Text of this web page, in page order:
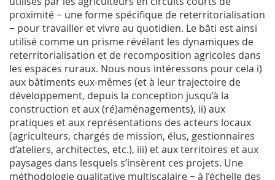
proximité − une forme spécifique de reterritorialisation
− pour travailler et vivre au quotidien. Le bâti est ainsi
utilisé comme un prisme révélant les dynamiques de
reterritorialisation et de recomposition agricoles dans
les espaces ruraux. Nous nous intéressons pour cela i)
aux bâtiments eux-mêmes (et à leur trajectoire de
développement, depuis la conception jusqu’à la
construction et aux (ré)aménagements), ii) aux
pratiques et aux représentations des acteurs locaux
(agriculteurs, chargés de mission, élus, gestionnaires
d’ateliers, architectes, etc.), iii) et aux territoires et aux
paysages dans lesquels s’insèrent ces projets. Une
méthodologie qualitative multiscalaire − à l’échelle des